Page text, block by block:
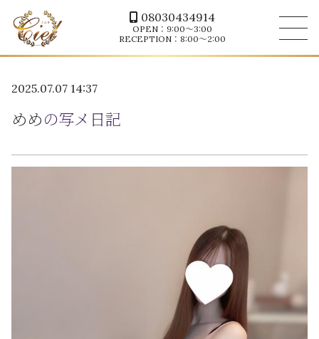
08030434914
OPEN：9:00～3:00
RECEPTION：8:00～2:00
2025.07.07 14:37
めめの写メ日記